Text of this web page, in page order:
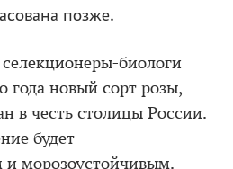
позже.
биологи
года новый сорт розы,
в честь столицы России.
будет
и морозоустойчивым.